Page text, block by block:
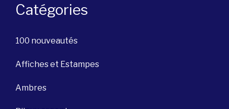
Catégories
100 nouveautés
Affiches et Estampes
Ambres